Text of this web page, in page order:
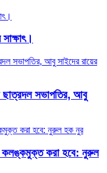
ছাত্রদল সভাপতির, আবু
কলঙ্কমুক্ত করা হবে: নুরুল